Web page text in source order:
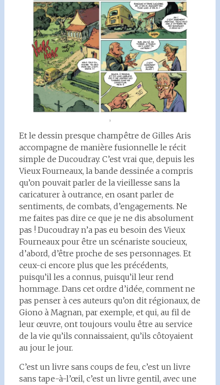
Et le dessin presque champêtre de Gilles Aris
accompagne de manière fusionnelle le récit
simple de Ducoudray. C’est vrai que, depuis les
Vieux Fourneaux, la bande dessinée a compris
qu’on pouvait parler de la vieillesse sans la
caricaturer à outrance, en osant parler de
sentiments, de combats, d’engagements. Ne
me faites pas dire ce que je ne dis absolument
pas ! Ducoudray n’a pas eu besoin des Vieux
Fourneaux pour être un scénariste soucieux,
d’abord, d’être proche de ses personnages. Et
ceux-ci encore plus que les précédents,
puisqu’il les a connus, puisqu’il leur rend
hommage. Dans cet ordre d’idée, comment ne
pas penser à ces auteurs qu’on dit régionaux, de
Giono à Magnan, par exemple, et qui, au fil de
leur œuvre, ont toujours voulu être au service
de la vie qu’ils connaissaient, qu’ils côtoyaient
au jour le jour.
C’est un livre sans coups de feu, c’est un livre
sans tape-à-l’œil, c’est un livre gentil, avec une